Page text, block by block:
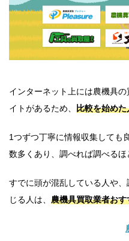
インターネット上には農機具
イトがあるため、 比較を始め
1つずつ丁寧に情報収集しても
数多くあり、調べれば調べるほ
すでに頭が混乱している人や
じる人は、 農機具買取業者お